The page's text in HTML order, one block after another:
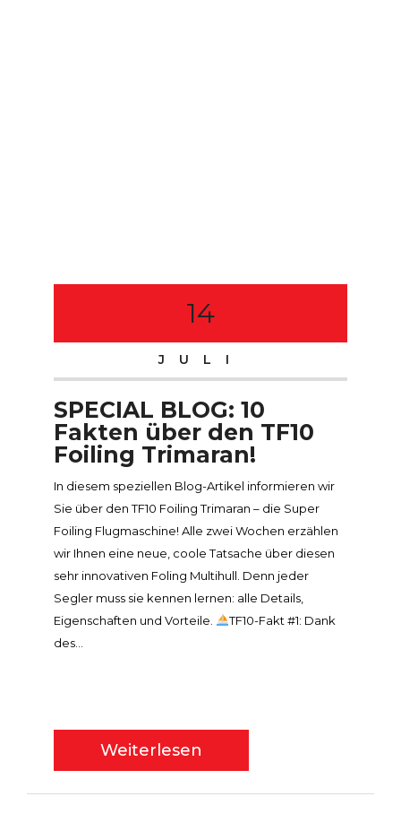
14
JULI
SPECIAL BLOG: 10
Fakten über den TF10
Foiling Trimaran!
In diesem speziellen Blog-Artikel informieren wir
Sie über den TF10 Foiling Trimaran – die Super
Foiling Flugmaschine! Alle zwei Wochen erzählen
wir Ihnen eine neue, coole Tatsache über diesen
sehr innovativen Foling Multihull. Denn jeder
Segler muss sie kennen lernen: alle Details,
Eigenschaften und Vorteile.
TF10-Fakt #1: Dank
des...
Weiterlesen